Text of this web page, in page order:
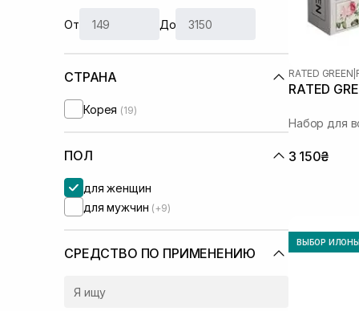
От До
СТРАНА
Корея (19)
ПОЛ
для женщин
для мужчин (+9)
СРЕДСТВО ПО ПРИМЕНЕНИЮ
RATED GREEN
RATED
Набор для
3 150₴
ВЫБОР ИЛОНЫ